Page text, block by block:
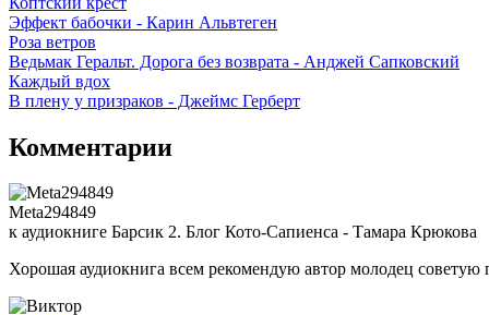
Эффект бабочки - Карин Альвтеген
Роза ветров
Ведьмак Геральт. Дорога без возврата - Анджей Сапковский
Каждый вдох
В плену у призраков - Джеймс Герберт
Комментарии
Meta294849
к аудиокниге Барсик 2. Блог Кото-Сапиенса - Тамара Крюкова
Хорошая аудиокнига всем рекомендую автор молодец советую